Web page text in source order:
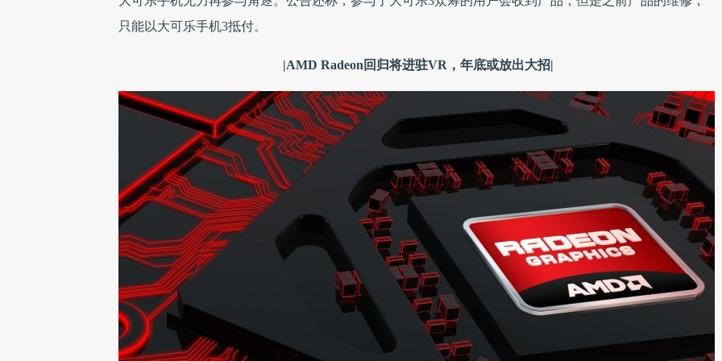
只能以大可乐手机3抵付。
|AMD Radeon回归将进驻VR，年底或放出大招|